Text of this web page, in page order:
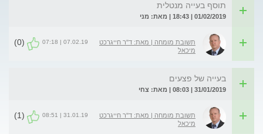
תוסף בעייה מנטלית
01/02/2019 | 18:43 | מאת: מני
תשובת מומחה | מאת: ד"ר חייגרכט
מיכאל
07.02.19 | 07:18
(0)
בעייה של פצעים
31/01/2019 | 08:03 | מאת: צחי
תשובת מומחה | מאת: ד"ר חייגרכט
מיכאל
31.01.19 | 08:51
(1)